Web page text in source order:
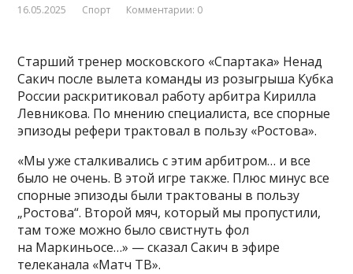
16.05.2025 Спорт Комментарии: 0
Старший тренер московского «Спартака» Ненад
Сакич после вылета команды из розыгрыша Кубка
России раскритиковал работу арбитра Кирилла
Левникова. По мнению специалиста, все спорные
эпизоды рефери трактовал в пользу «Ростова».
«Мы уже сталкивались с этим арбитром… и все
было не очень. В этой игре также. Плюс минус все
спорные эпизоды были трактованы в пользу
„Ростова“. Второй мяч, который мы пропустили,
там тоже можно было свистнуть фол
на Маркиньосе…» — сказал Сакич в эфире
телеканала «Матч ТВ».